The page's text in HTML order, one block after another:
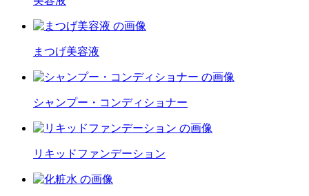
まつげ美容液
シャンプー・コンディショナー
リキッドファンデーション